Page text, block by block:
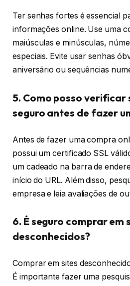
Ter senhas fortes é essencial
informações online. Use uma
maiúsculas e minúsculas,
especiais. Evite usar senhas
aniversário ou sequências
5. Como posso verificar
seguro antes de fazer
Antes de fazer uma compra
possui um certificado SSL
um cadeado na barra de
início do URL. Além disso,
empresa e leia avaliações de
6. É seguro comprar em
desconhecidos?
Comprar em sites
É importante fazer uma